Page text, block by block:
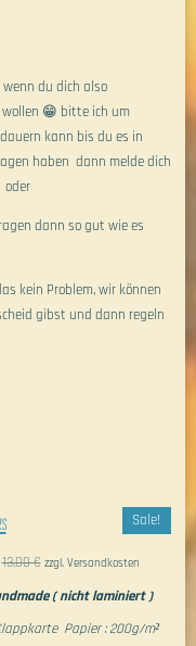
du dich also
😁 bitte ich um
dauern kann bis du es in
haben dann melde dich
oder
dann so gut wie es
kein Problem, wir können
gibst und dann regeln
Sale!
13,00 € zzgl. Versandkosten
( nicht laminiert )
Papier : 200g/m²